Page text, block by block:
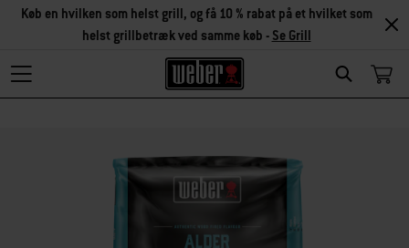
Search
Køb en hvilken som helst grill, og få 10 % rabat på et hvilket som
helst grillbetræk ved samme køb - Se Grill